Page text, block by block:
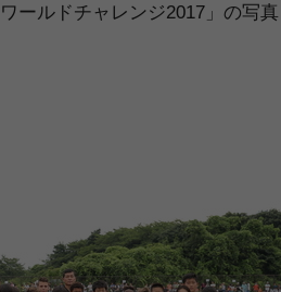
ールドチャレンジ2017」の写真